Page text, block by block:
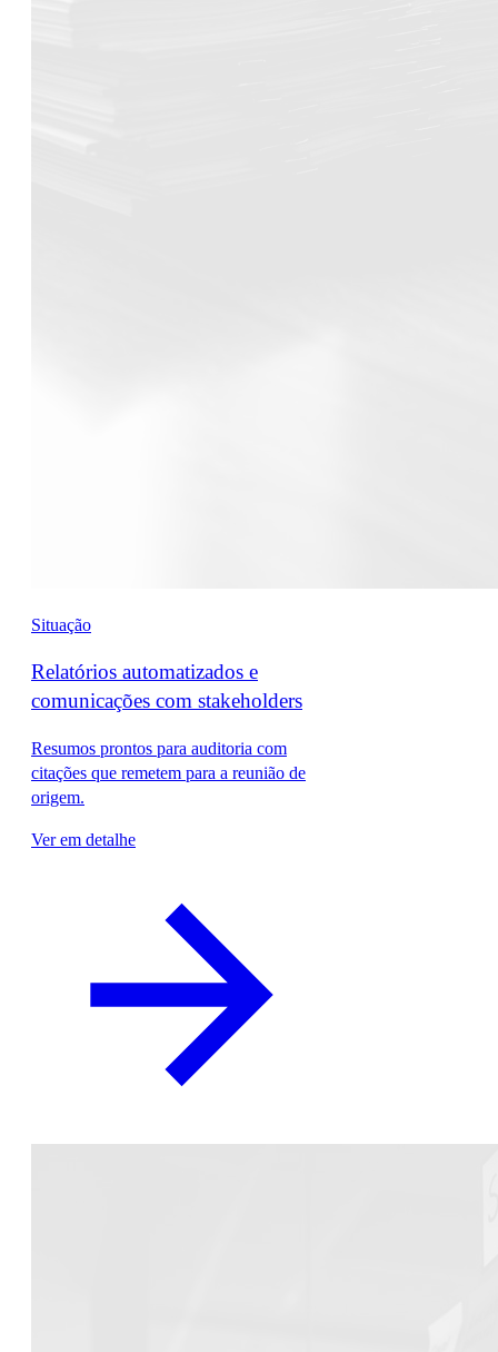
Situação
Relatórios automatizados e
comunicações com stakeholders
Resumos prontos para auditoria com
citações que remetem para a reunião de
origem.
Ver em detalhe